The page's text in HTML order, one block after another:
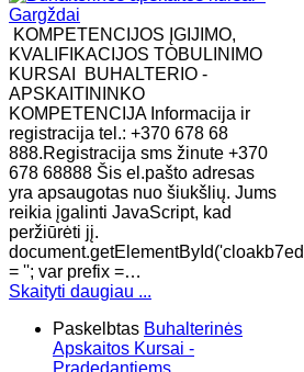
KOMPETENCIJOS ĮGIJIMO,
KVALIFIKACIJOS TOBULINIMO
KURSAI BUHALTERIO -
APSKAITININKO
KOMPETENCIJA Informacija ir
registracija tel.: +370 678 68
888.Registracija sms žinute +370
678 68888 Šis el.pašto adresas
yra apsaugotas nuo šiukšlių. Jums
reikia įgalinti JavaScript, kad
peržiūrėti jį.
= ''; var prefix =…
Skaityti daugiau ...
Paskelbtas Buhalterinės
Apskaitos Kursai -